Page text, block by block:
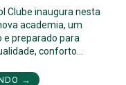
Clube inaugura nesta
academia, um
e preparado para
conforto…
→